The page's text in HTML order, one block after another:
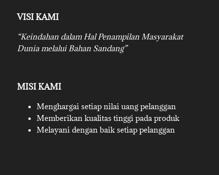
VISI KAMI
“Keindahan dalam Hal Penampilan Masyarakat
Dunia melalui Bahan Sandang”
MISI KAMI
Menghargai setiap nilai uang pelanggan
Memberikan kualitas tinggi pada produk
Melayani dengan baik setiap pelanggan